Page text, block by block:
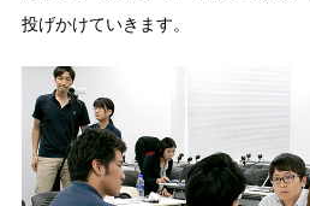
投げかけていきます。